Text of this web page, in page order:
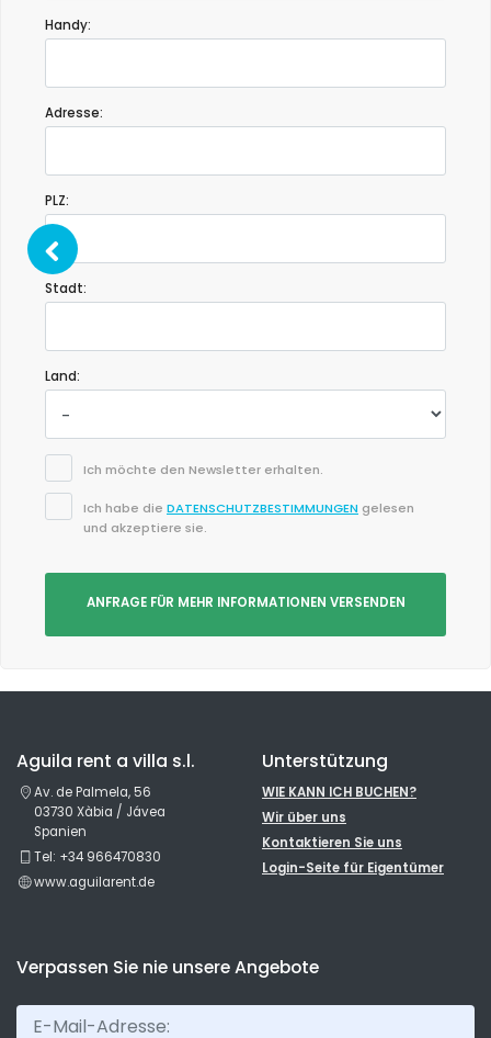
Handy:
Adresse:
PLZ:
Stadt:
Land:
Ich möchte den Newsletter erhalten.
Ich habe die DATENSCHUTZBESTIMMUNGEN gelesen
und akzeptiere sie.
ANFRAGE FÜR MEHR INFORMATIONEN VERSENDEN
Aguila rent a villa s.l.
Av. de Palmela, 56
03730 Xàbia / Jávea
Spanien
Tel: +34 966470830
www.aguilarent.de
Unterstützung
WIE KANN ICH BUCHEN?
Wir über uns
Kontaktieren Sie uns
Login-Seite für Eigentümer
Verpassen Sie nie unsere Angebote